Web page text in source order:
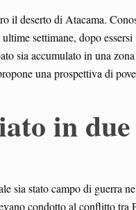
il deserto di Atacama.
settimane, dopo essersi
sia accumulato in una
una prospettiva di
in due
sia stato campo di guerra
condotto al conflitto tra